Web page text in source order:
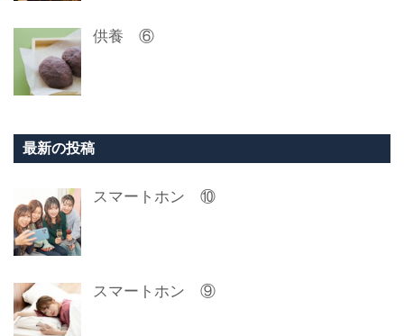
供養 ⑥
最新の投稿
スマートホン ⑩
スマートホン ⑨